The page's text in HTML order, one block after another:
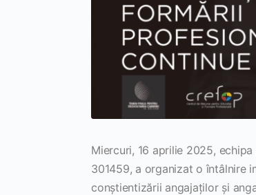
Miercuri, 16 aprilie 2025, echipa
301459, a organizat o întâlnire
conștientizării angajaților și